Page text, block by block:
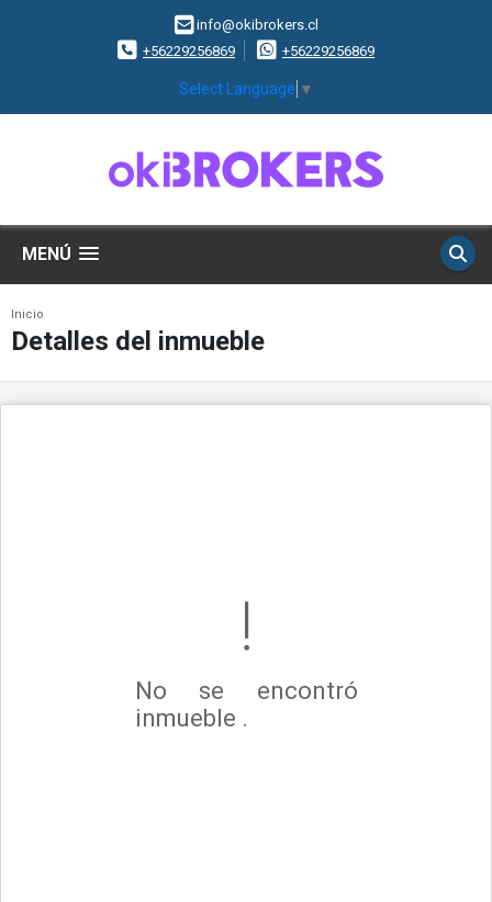
info@okibrokers.cl
+56229256869
+56229256869
Select Language ▼
MENÚ
Inicio
Detalles del inmueble
No se encontró
inmueble .